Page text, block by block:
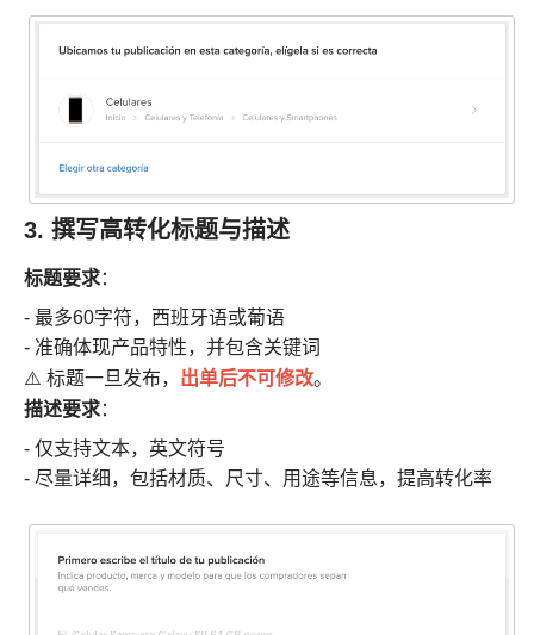
3. 撰写高转化标题与描述
标题要求：
- 最多60字符，西班牙语或葡语
- 准确体现产品特性，并包含关键词
⚠️ 标题一旦发布， 出单后不可修改。
描述要求：
- 仅支持文本，英文符号
- 尽量详细，包括材质、尺寸、用途等信息，提高转化率